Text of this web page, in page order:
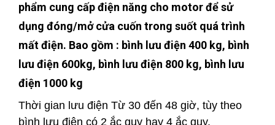
phẩm cung cấp điện năng cho motor để sử
dụng đóng/mở cửa cuốn trong suốt quá trình
mất điện. Bao gồm : bình lưu điện 400 kg, bình
lưu điện 600kg, bình lưu điện 800 kg, bình lưu
điện 1000 kg
Thời gian lưu điện Từ 30 đến 48 giờ, tùy theo
bình lưu điện có 2 ắc quy hay 4 ắc quy.